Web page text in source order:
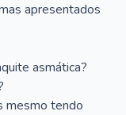
apresentados
asmática?
mesmo tendo